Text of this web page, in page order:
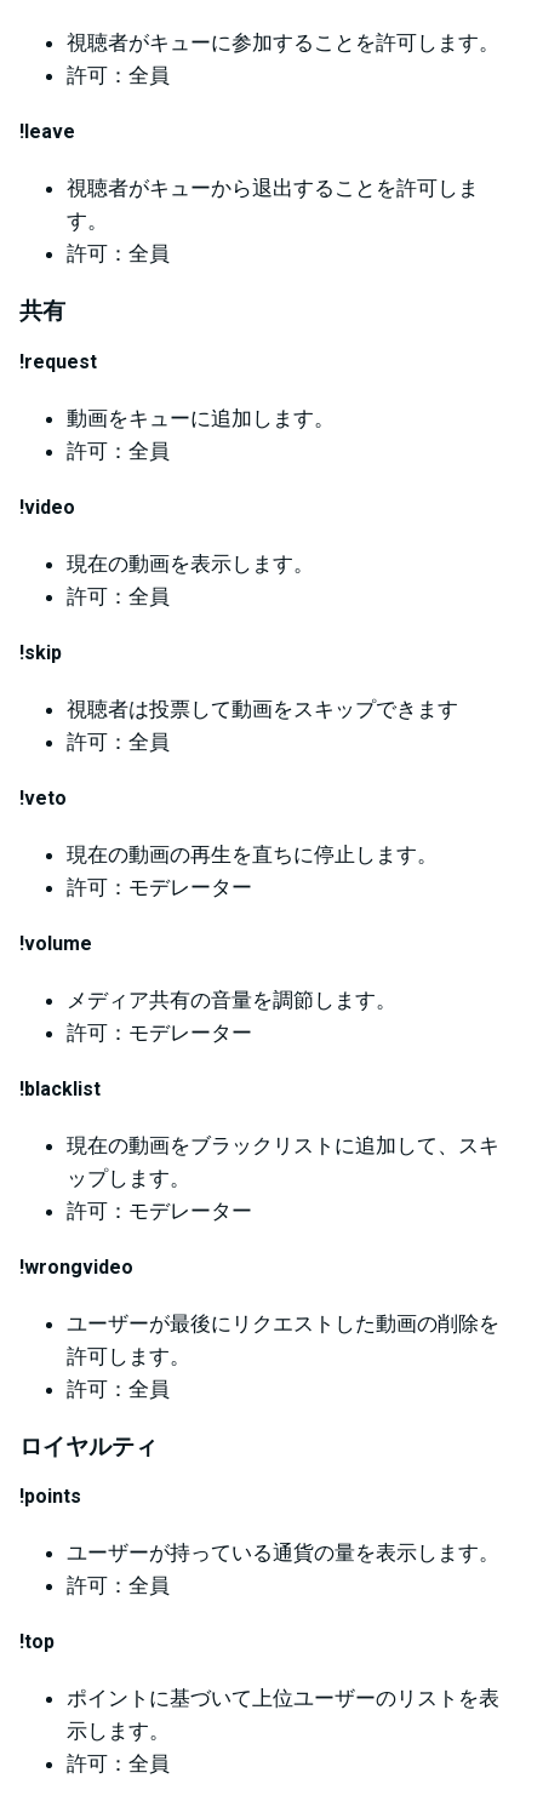
視聴者がキューに参加することを許可します。
許可：全員
!leave
視聴者がキューから退出することを許可しま
す。
許可：全員
共有
!request
動画をキューに追加します。
許可：全員
!video
現在の動画を表示します。
許可：全員
!skip
視聴者は投票して動画をスキップできます
許可：全員
!veto
現在の動画の再生を直ちに停止します。
許可：モデレーター
!volume
メディア共有の音量を調節します。
許可：モデレーター
!blacklist
現在の動画をブラックリストに追加して、スキ
ップします。
許可：モデレーター
!wrongvideo
ユーザーが最後にリクエストした動画の削除を
許可します。
許可：全員
ロイヤルティ
!points
ユーザーが持っている通貨の量を表示します。
許可：全員
!top
ポイントに基づいて上位ユーザーのリストを表
示します。
許可：全員